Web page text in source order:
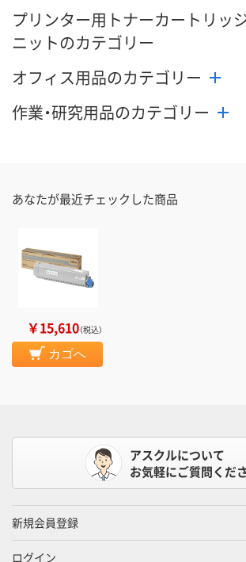
プリンター用トナーカートリッ
ニットのカテゴリー
オフィス用品のカテゴリー
作業・研究用品のカテゴリー
あなたが最近チェックした商品
￥15,610（税込）
カゴへ
アスクルについて
お気軽にご質問くださ
新規会員登録
ログイン